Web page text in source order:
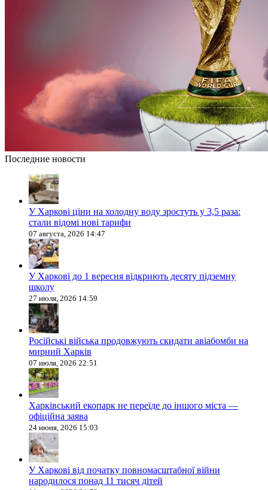
Последние новости
У Харкові ціни на холодну воду зростуть у 3,5 раза:
стали відомі нові тарифи
07 августа, 2026 14:47
У Харкові до 1 вересня відкриють десяту підземну
школу
27 июля, 2026 14:59
Російські війська продовжують скидати авіабомби на
мирний Харків
07 июля, 2026 22:51
Харківський екопарк не переїде до іншого міста —
офіційна заява
24 июня, 2026 15:03
У Харкові від початку повномасштабної війни
народилося понад 11 тисяч дітей